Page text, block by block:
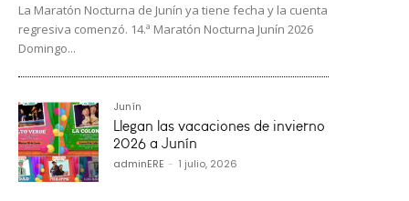
La Maratón Nocturna de Junín ya tiene fecha y la cuenta
regresiva comenzó. 14.ª Maratón Nocturna Junín 2026
Domingo...
Junín
Llegan las vacaciones de invierno
2026 a Junín
adminERE - 1 julio, 2026